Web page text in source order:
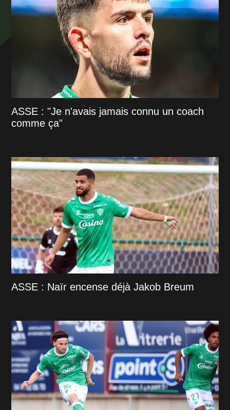
ASSE : "Je n'avais jamais connu un coach
comme ça"
ASSE : Naïr encense déjà Jakob Breum